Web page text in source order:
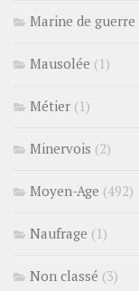
Marine de guerre
Mausolée (1)
Métier (1)
Minervois (2)
Moyen-Age (492)
Naufrage (1)
Non classé (3)